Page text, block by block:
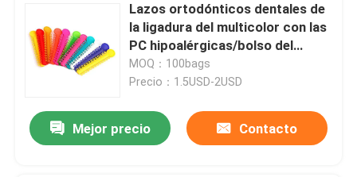
Lazos ortodónticos dentales de
la ligadura del multicolor con las
PC hipoalérgicas/bolso del
material 40
MOQ：100bags
Precio：1.5USD-2USD
Mejor precio Contacto